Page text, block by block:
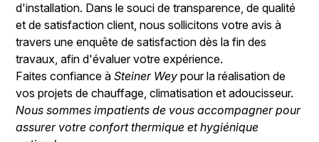
d'installation. Dans le souci de transparence, de qualité
et de satisfaction client, nous sollicitons votre avis à
travers une enquête de satisfaction dès la fin des
travaux, afin d'évaluer votre expérience.
Faites confiance àSteiner Wey pour la réalisation de
vos projets de chauffage, climatisation et adoucisseur.
Nous sommes impatients de vous accompagner pour
assurer votre confort thermique et hygiénique